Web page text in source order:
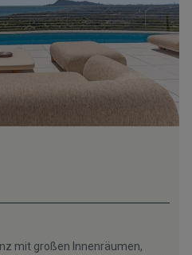
mit großen Innenräumen,